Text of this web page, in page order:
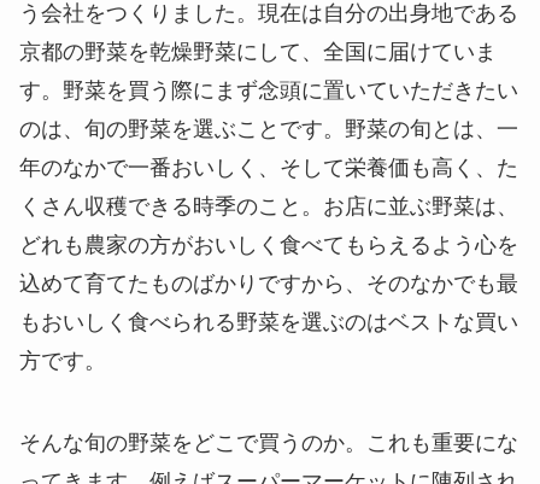
う会社をつくりました。現在は自分の出身地である
京都の野菜を乾燥野菜にして、全国に届けていま
す。野菜を買う際にまず念頭に置いていただきたい
のは、旬の野菜を選ぶことです。野菜の旬とは、一
年のなかで一番おいしく、そして栄養価も高く、た
くさん収穫できる時季のこと。お店に並ぶ野菜は、
どれも農家の方がおいしく食べてもらえるよう心を
込めて育てたものばかりですから、そのなかでも最
もおいしく食べられる野菜を選ぶのはベストな買い
方です。
そんな旬の野菜をどこで買うのか。これも重要にな